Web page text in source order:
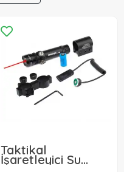
Taktikal
İşaretleyici Su